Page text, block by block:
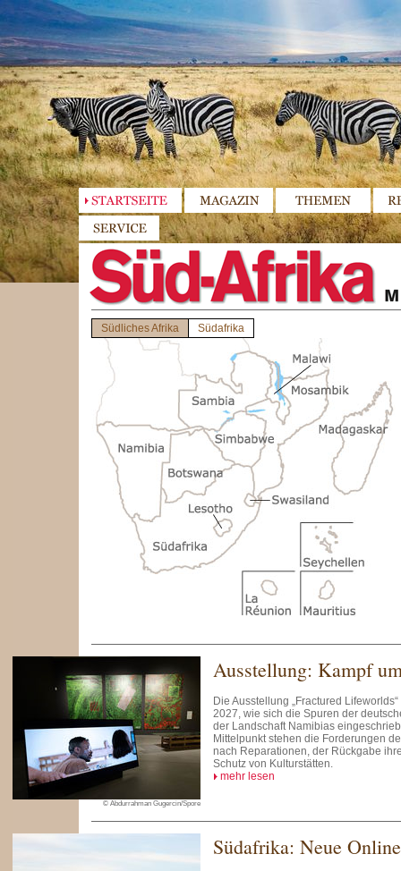
Südliches Afrika Südafrika
© Abdurrahman Gugercin/Spore
Ausstellung: Kampf
Die Ausstellung „Fractured
2027, wie sich die Spuren der
der Landschaft Namibias
Mittelpunkt stehen die Forderungen
nach Reparationen, der Rückgabe
Schutz von Kulturstätten.
mehr lesen
Südafrika: Neue